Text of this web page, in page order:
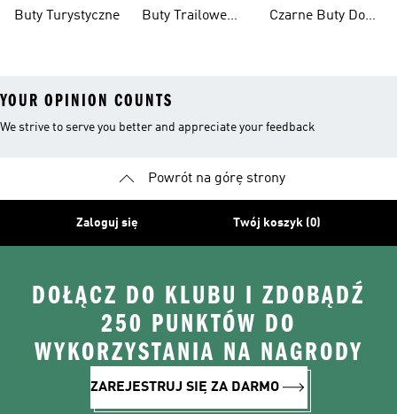
Buty Turystyczne
Buty Trailowe
Kobiet
Trailowych
Czarne Buty Do
YOUR OPINION COUNTS
We strive to serve you better and appreciate your feedback
Powrót na górę strony
Zaloguj się Twój koszyk (0)
DOŁĄCZ DO KLUBU I ZDOBĄDŹ
250 PUNKTÓW DO
WYKORZYSTANIA NA NAGRODY
ZAREJESTRUJ SIĘ ZA DARMO